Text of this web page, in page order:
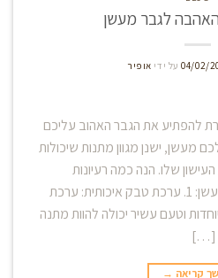
לגבר מעשן
04/02/על ידי אופיר
להפתיע את הגבר האהוב עליכם
מעשן, ישנן מגוון מתנות שיכולות
שלו. הנה כמה רעיונות
למתנות ליום האהבה לגבר מעשן: 1. ערכת טבק איכותית: ערכת
וטעם עשיר יכולה להוות מתנה
קריאה →